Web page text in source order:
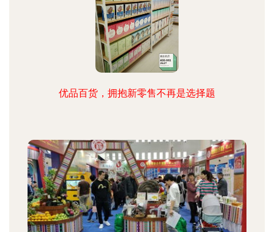
优品百货，拥抱新零售不再是选择题